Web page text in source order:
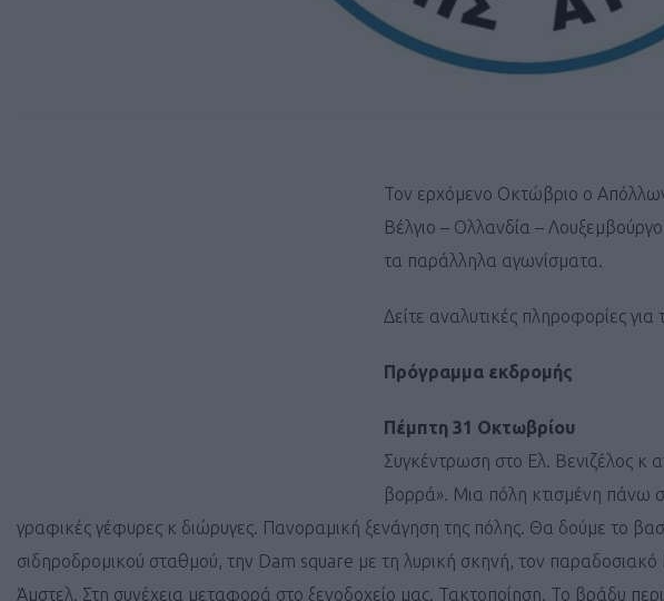
Τον ερχόμενο Οκτώβριο ο
Βέλγιο – Ολλανδία –
τα παράλληλα αγωνίσματα.
Δείτε αναλυτικές πληροφορίες
Πρόγραμμα εκδρομής
Πέμπτη 31 Oκτωβρίου
Συγκέντρωση στο Ελ. Βενιζέλος κ
βορρά». Μια πόλη κτισμένη πάνω
γραφικές γέφυρες κ διώρυγες. Πανοραμική ξενάγηση της πόλης. Θα δούμε το
σιδηροδρομικού σταθμού, την Dam square με τη λυρική σκηνή, τον
Άμστελ. Στη συνέχεια μεταφορά στο ξενοδοχείο μας. Τακτοποίηση. Το βράδυ